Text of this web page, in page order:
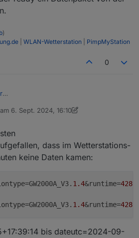
)
WLAN-Wetterstation PimpMyStation
0
also versuchen sein Datenpaket
sub
wieder ready ein Datenpaket von der
6. Sept. 2024, 16:10
von Boronsbruder
dass im Wetterstations-
keine Daten kamen:
1.4&runtime=
1.4&runtime=
bis dateutc=2024-09-